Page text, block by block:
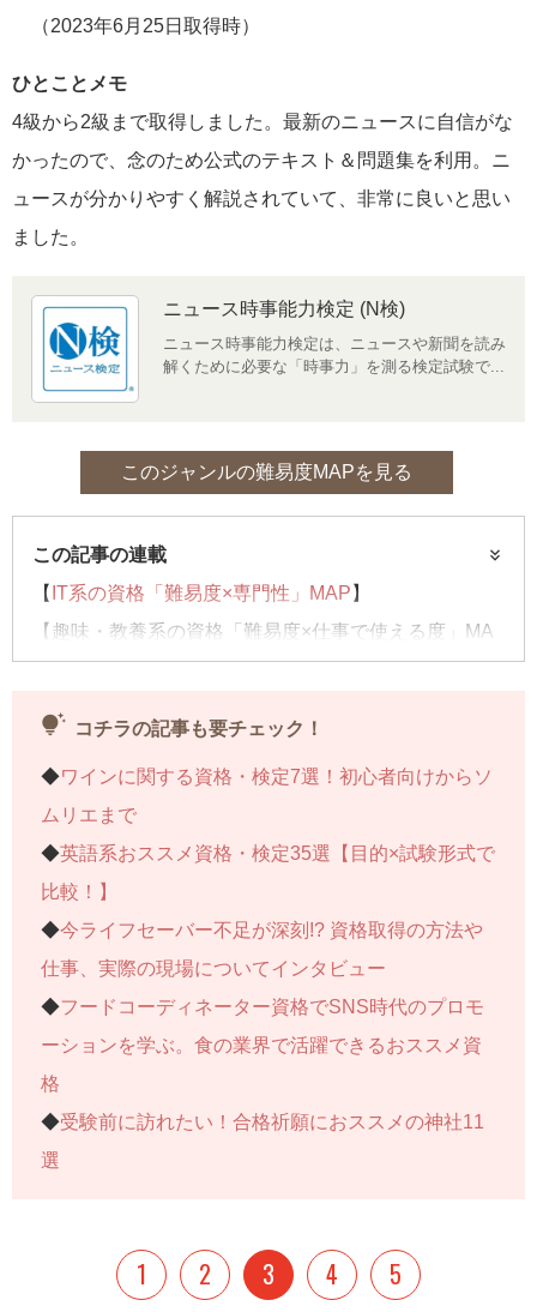
（2023年6月25日取得時）
ひとことメモ
4級から2級まで取得しました。最新のニュースに自信がな
かったので、念のため公式のテキスト＆問題集を利用。ニ
ュースが分かりやすく解説されていて、非常に良いと思い
ました。
ニュース時事能力検定 (N検)
ニュース時事能力検定は、ニュースや新聞を読み
解くために必要な「時事力」を測る検定試験で...
このジャンルの難易度MAPを見る
この記事の連載
【 IT系の資格「難易度×専門性」MAP 】
【趣味・教養系の資格「難易度×仕事で使える度」MA
子どもにおススメの資格「難易度×適年齢」MAP
tips_and_updates コチラの記事も要チェック！
◆ワインに関する資格・検定7選！初心者向けからソ
ムリエまで
◆英語系おススメ資格・検定35選【目的×試験形式で
比較！】
◆今ライフセーバー不足が深刻!? 資格取得の方法や
仕事、実際の現場についてインタビュー
◆フードコーディネーター資格でSNS時代のプロモ
ーションを学ぶ。食の業界で活躍できるおススメ資
格
◆受験前に訪れたい！合格祈願におススメの神社11
選
1 2 3 4 5